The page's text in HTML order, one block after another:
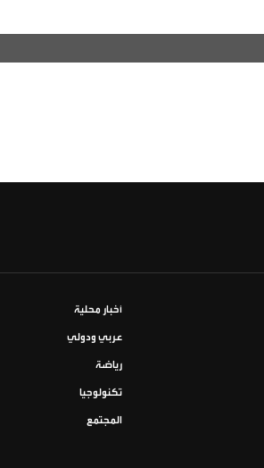
أخبار محلية
عربي ودولي
رياضة
تكنولوجيا
المجتمع